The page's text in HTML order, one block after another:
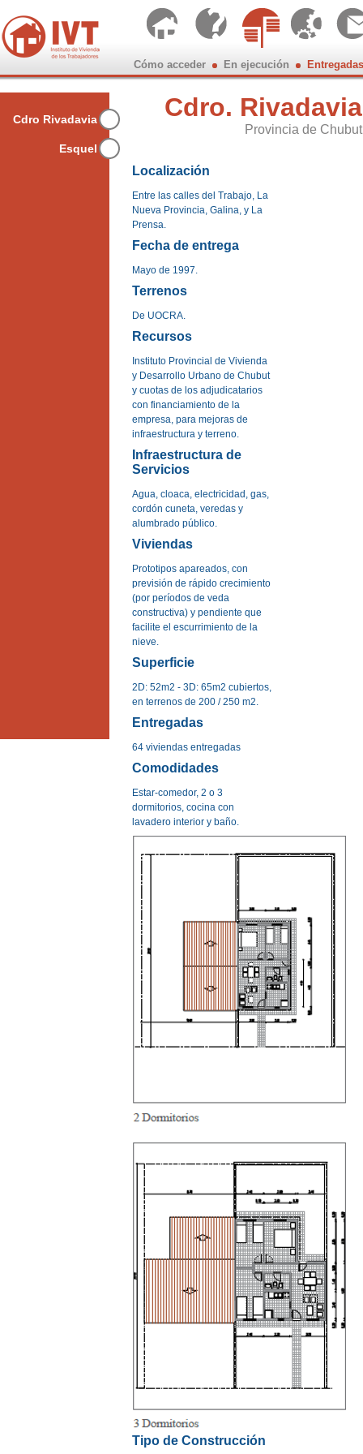
Cómo acceder En ejecución Entregadas
Chubut
Entre
Mendoza
Cdro Rivadavia
Esquel
Localización
Entre las calles del Trabajo, La
Nueva Provincia, Galina, y La
Prensa.
Fecha de entrega
Mayo de 1997.
Terrenos
De UOCRA.
Recursos
Instituto Provincial de Vivienda
y Desarrollo Urbano de Chubut
y cuotas de los adjudicatarios
con financiamiento de la
empresa, para mejoras de
infraestructura y terreno.
Infraestructura de
Servicios
Agua, cloaca, electricidad, gas,
cordón cuneta, veredas y
alumbrado público.
Viviendas
Prototipos apareados, con
previsión de rápido crecimiento
(por períodos de veda
constructiva) y pendiente que
facilite el escurrimiento de la
nieve.
Superficie
2D: 52m2 - 3D: 65m2 cubiertos,
en terrenos de 200 / 250 m2.
Entregadas
64 viviendas entregadas
Comodidades
Estar-comedor, 2 o 3
dormitorios, cocina con
lavadero interior y baño.
Tipo de Construcción
Cdro. Rivadavia
Provincia de Chubut